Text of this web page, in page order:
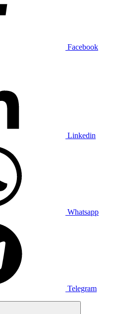
Facebook
Linkedin
Whatsapp
Telegram